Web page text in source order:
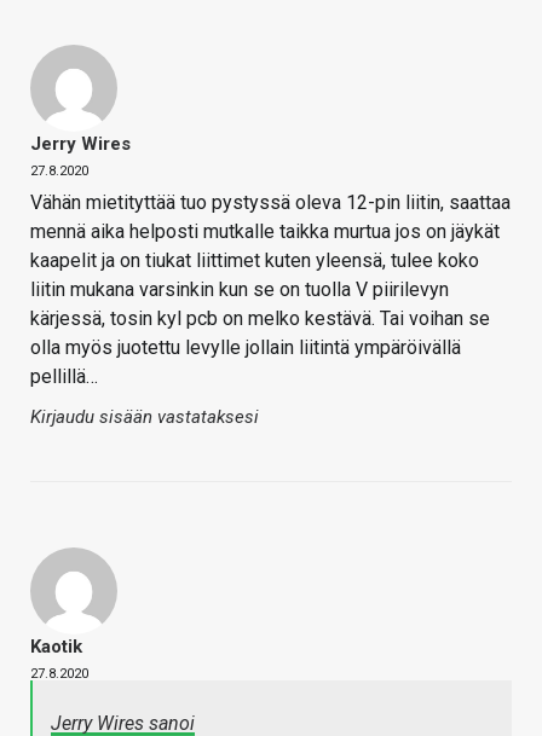
Jerry Wires
27.8.2020
Vähän mietityttää tuo pystyssä oleva 12-pin liitin, saattaa
mennä aika helposti mutkalle taikka murtua jos on jäykät
kaapelit ja on tiukat liittimet kuten yleensä, tulee koko
liitin mukana varsinkin kun se on tuolla V piirilevyn
kärjessä, tosin kyl pcb on melko kestävä. Tai voihan se
olla myös juotettu levylle jollain liitintä ympäröivällä
pellillä…
Kirjaudu sisään vastataksesi
Kaotik
27.8.2020
Jerry Wires sanoi